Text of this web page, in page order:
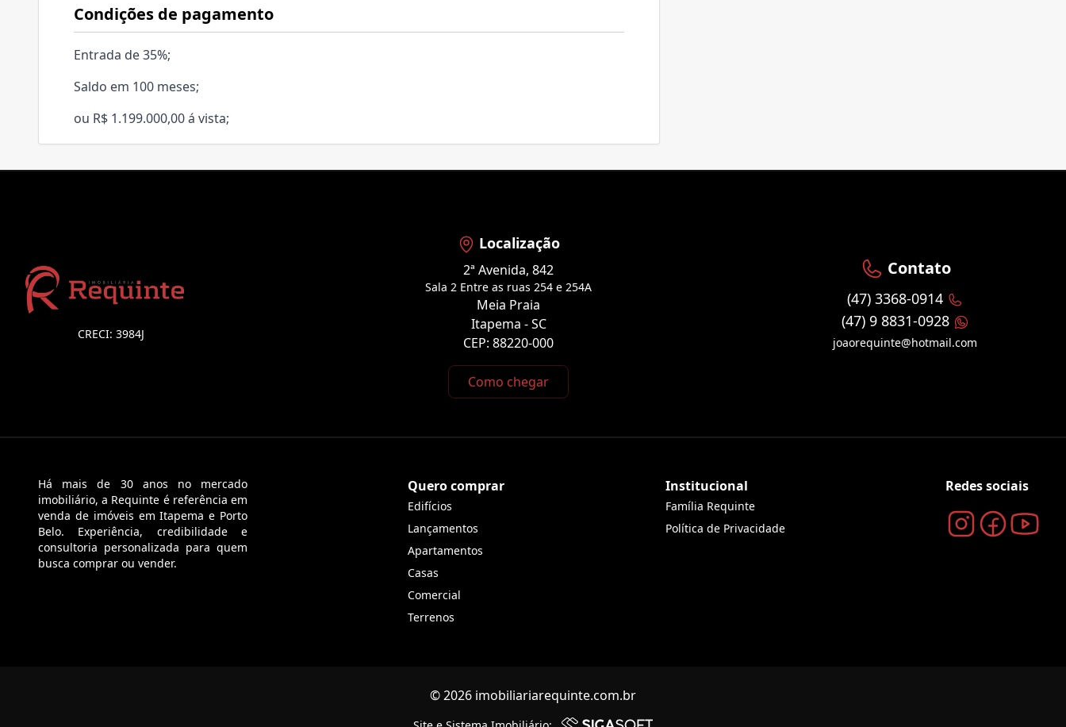
Condições de pagamento
Entrada de 35%;
Saldo em 100 meses;
ou R$ 1.199.000,00 á vista;
CRECI: 3984J
Localização
2ª Avenida, 842
Sala 2 Entre as ruas 254 e 254A
Meia Praia
Itapema - SC
CEP: 88220-000
Como chegar
Contato
(47) 3368-0914
(47) 9 8831-0928
joaorequinte@hotmail.com
Há mais de 30 anos no mercado
imobiliário, a Requinte é referência em
venda de imóveis em Itapema e Porto
Belo. Experiência, credibilidade e
consultoria personalizada para quem
busca comprar ou vender.
Quero comprar
Edifícios
Lançamentos
Apartamentos
Casas
Comercial
Terrenos
Institucional
Família Requinte
Política de Privacidade
Redes sociais
© 2026 imobiliariarequinte.com.br